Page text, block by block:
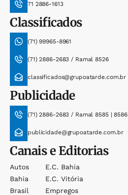
71 2886-1613
Classificados
(71) 99965-8961
(71) 2886-2683 / Ramal 8526
classificados@grupoatarde.com.br
Publicidade
(71) 2886-2683 / Ramal 8585 | 8586
publicidade@grupoatarde.com.br
Canais e Editorias
Autos
Bahia
Brasil
E.c. Bahia
E.c. Vitória
Empregos